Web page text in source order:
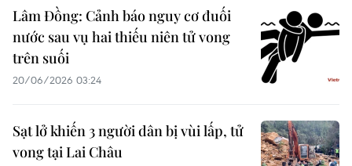
Lâm Đồng: Cảnh báo nguy cơ đuối
nước sau vụ hai thiếu niên tử vong
trên suối
20/06/2026 03:24
Sạt lở khiến 3 người dân bị vùi lấp, tử
vong tại Lai Châu